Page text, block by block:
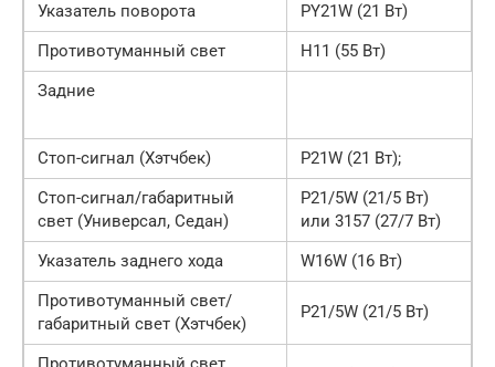
Указатель поворота
PY21W (21 Вт)
Противотуманный свет
Н11 (55 Вт)
Задние
Стоп-сигнал (Хэтчбек)
P21W (21 Вт);
Стоп-сигнал/габаритный
свет (Универсал, Седан)
P21/5W (21/5 Вт)
или 3157 (27/7 Вт)
Указатель заднего хода
W16W (16 Вт)
Противотуманный свет/
габаритный свет (Хэтчбек)
P21/5W (21/5 Вт)